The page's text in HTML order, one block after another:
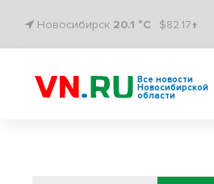
Новосибирск 20.1 °C $82.17↑
Все новости
Новосибирской
области